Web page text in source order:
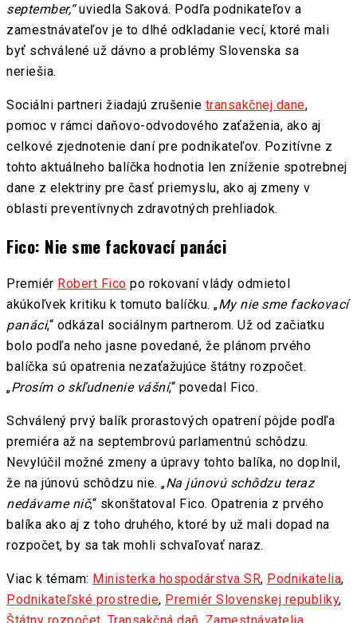
september,“uviedla Saková. Podľa podnikateľov a
zamestnávateľov je to dlhé odkladanie vecí, ktoré mali
byť schválené už dávno a problémy Slovenska sa
neriešia.
Sociálni partneri žiadajú zrušenie transakčnej dane,
pomoc v rámci daňovo-odvodového zaťaženia, ako aj
celkové zjednotenie daní pre podnikateľov. Pozitívne z
tohto aktuálneho balíčka hodnotia len zníženie spotrebnej
dane z elektriny pre časť priemyslu, ako aj zmeny v
oblasti preventívnych zdravotných prehliadok.
Fico: Nie sme fackovací panáci
Premiér Robert Fico po rokovaní vlády odmietol
akúkoľvek kritiku k tomuto balíčku. „My nie sme fackovací
panáci,“ odkázal sociálnym partnerom. Už od začiatku
bolo podľa neho jasne povedané, že plánom prvého
balíčka sú opatrenia nezaťažujúce štátny rozpočet.
„Prosím o skľudnenie vášní,“ povedal Fico.
Schválený prvý balík prorastových opatrení pôjde podľa
premiéra až na septembrovú parlamentnú schôdzu.
Nevylúčil možné zmeny a úpravy tohto balíka, no doplnil,
že na júnovú schôdzu nie. „Na júnovú schôdzu teraz
nedávame nič,“ skonštatoval Fico. Opatrenia z prvého
balíka ako aj z toho druhého, ktoré by už mali dopad na
rozpočet, by sa tak mohli schvaľovať naraz.
Viac k témam: Ministerka hospodárstva SR, Podnikatelia,
Podnikateľské prostredie, Premiér Slovenskej republiky,